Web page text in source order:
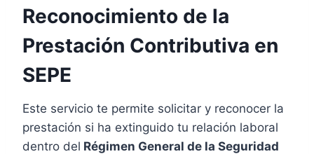
Reconocimiento de la
Prestación Contributiva en
SEPE
Este servicio te permite solicitar y reconocer la
prestación si ha extinguido tu relación laboral
dentro del Régimen General de la Seguridad